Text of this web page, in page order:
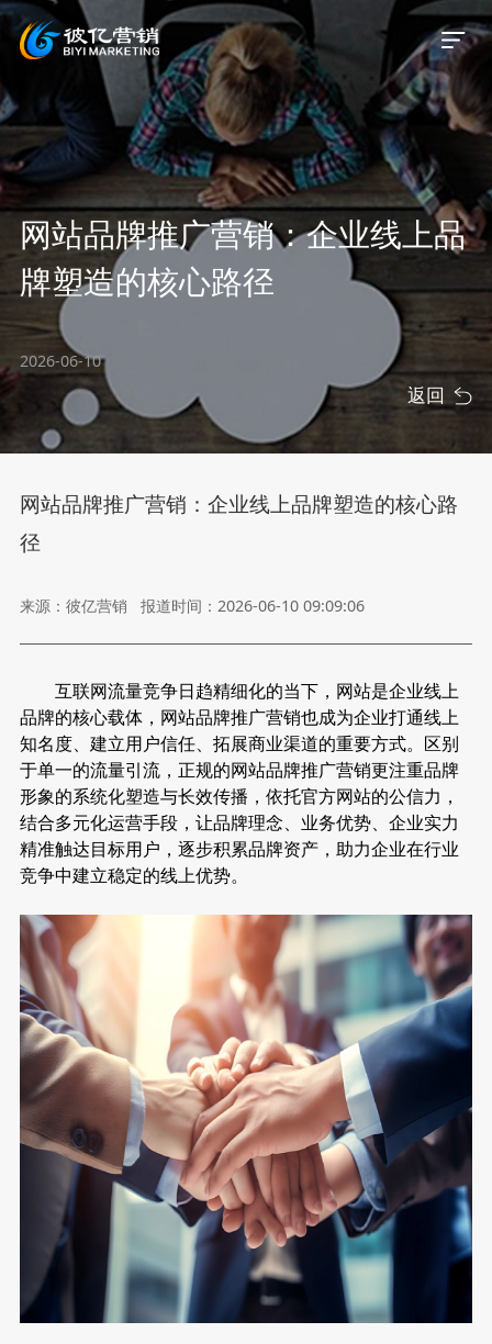
首页
关于我们
服务业务
服务案例
新闻资讯
网站品牌推广营销：企业线上品
牌塑造的核心路径
2026-06-10
返回
网站品牌推广营销：企业线上品牌塑造的核心路
径
来源：彼亿营销 报道时间：2026-06-10 09:09:06
互联网流量竞争日趋精细化的当下，网站是企业线上
品牌的核心载体， 网站品牌推广营销也成为企业打通线上
知名度、建立用户信任、拓展商业渠道的重要方式。区别
于单一的流量引流，正规的网站品牌推广营销更注重品牌
形象的系统化塑造与长效传播，依托官方网站的公信力，
结合多元化运营手段，让品牌理念、业务优势、企业实力
精准触达目标用户，逐步积累品牌资产，助力企业在行业
竞争中建立稳定的线上优势。